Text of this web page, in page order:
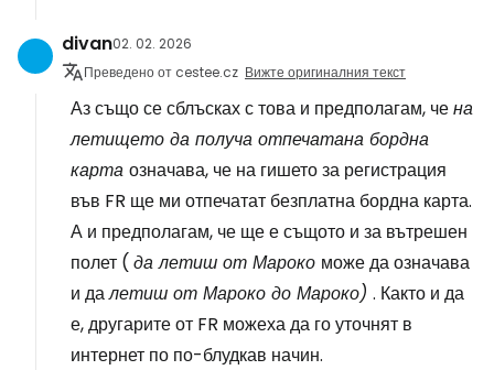
divan02. 02. 2026
Преведено от cestee.cz Вижте оригиналния текст
Аз също се сблъсках с това и предполагам, чена
летището да получа отпечатана бордна
карта означава, че на гишето за регистрация
във FR ще ми отпечатат безплатна бордна карта.
А и предполагам, че ще е същото и за вътрешен
полет ( да летиш от Мароко може да означава
и далетиш от Мароко до Мароко) . Както и да
е, другарите от FR можеха да го уточнят в
интернет по по-блудкав начин.